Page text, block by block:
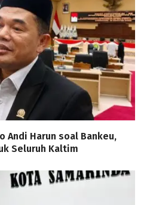
Andi Harun soal Bankeu,
Seluruh Kaltim